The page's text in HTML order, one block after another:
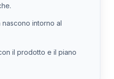
nascono intorno al
il prodotto e il piano